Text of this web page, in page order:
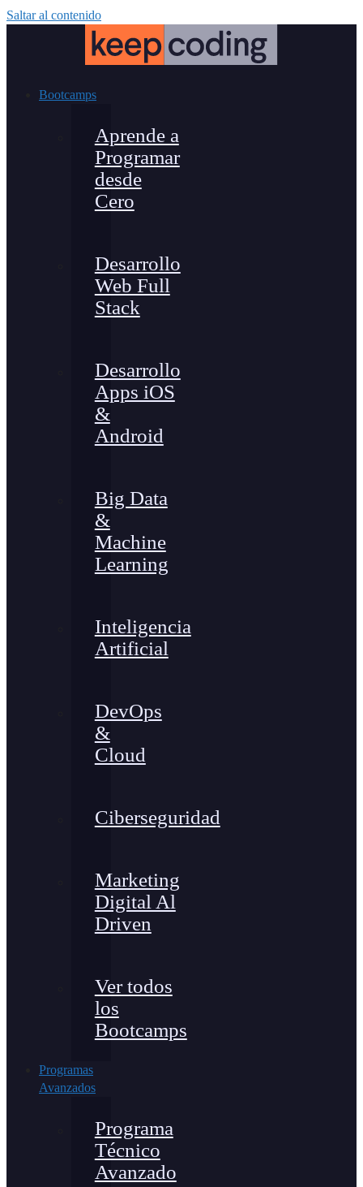
Saltar al contenido
Bootcamps
Aprende a
Programar
desde
Cero
Desarrollo
Web Full
Stack
Desarrollo
Apps iOS
&
Android
Big Data
&
Machine
Learning
Inteligencia
Artificial
DevOps
&
Cloud
Ciberseguridad
Marketing
Digital Al
Driven
Ver todos
los
Bootcamps
Programas
Avanzados
Programa
Técnico
Avanzado